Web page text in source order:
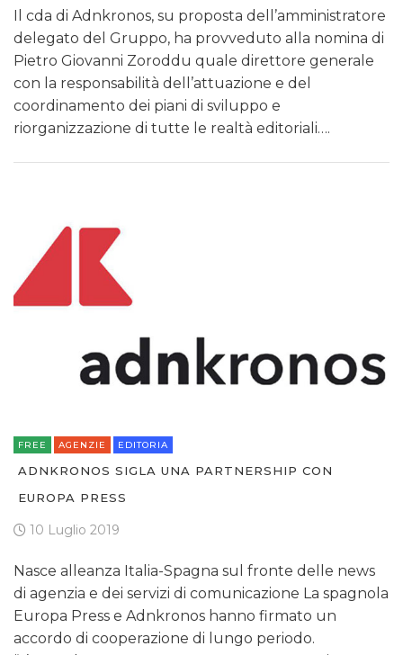
Il cda di Adnkronos, su proposta dell’amministratore
delegato del Gruppo, ha provveduto alla nomina di
Pietro Giovanni Zoroddu quale direttore generale
con la responsabilità dell’attuazione e del
coordinamento dei piani di sviluppo e
riorganizzazione di tutte le realtà editoriali….
FREE AGENZIE EDITORIA
ADNKRONOS SIGLA UNA PARTNERSHIP CON
EUROPA PRESS
10 Luglio 2019
Nasce alleanza Italia-Spagna sul fronte delle news
di agenzia e dei servizi di comunicazione La spagnola
Europa Press e Adnkronos hanno firmato un
accordo di cooperazione di lungo periodo.